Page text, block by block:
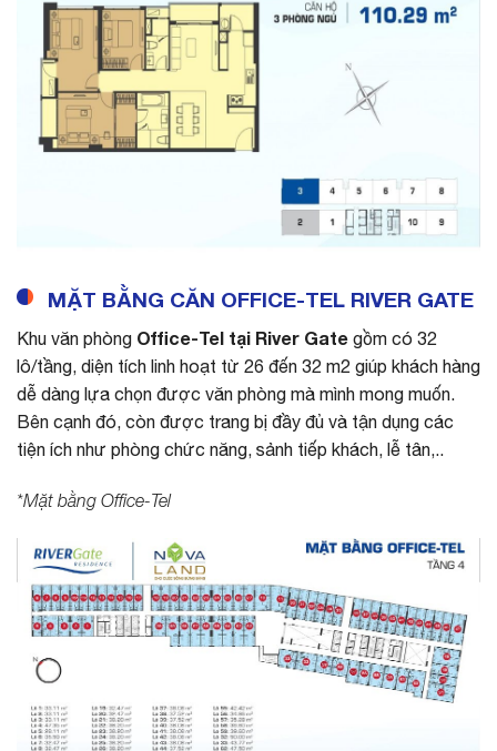
MẶT BẰNG CĂN OFFICE-TEL RIVER GATE
Khu văn phòng Office-Tel tại River Gate gồm có 32
lô/tầng, diện tích linh hoạt từ 26 đến 32 m2 giúp khách hàng
dễ dàng lựa chọn được văn phòng mà mình mong muốn.
Bên cạnh đó, còn được trang bị đầy đủ và tận dụng các
tiện ích như phòng chức năng, sảnh tiếp khách, lễ tân,..
*Mặt bằng Office-Tel